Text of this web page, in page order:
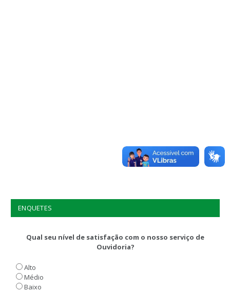
ENQUETES
Qual seu nível de satisfação com o nosso serviço de
Ouvidoria?
Alto
Médio
Baixo